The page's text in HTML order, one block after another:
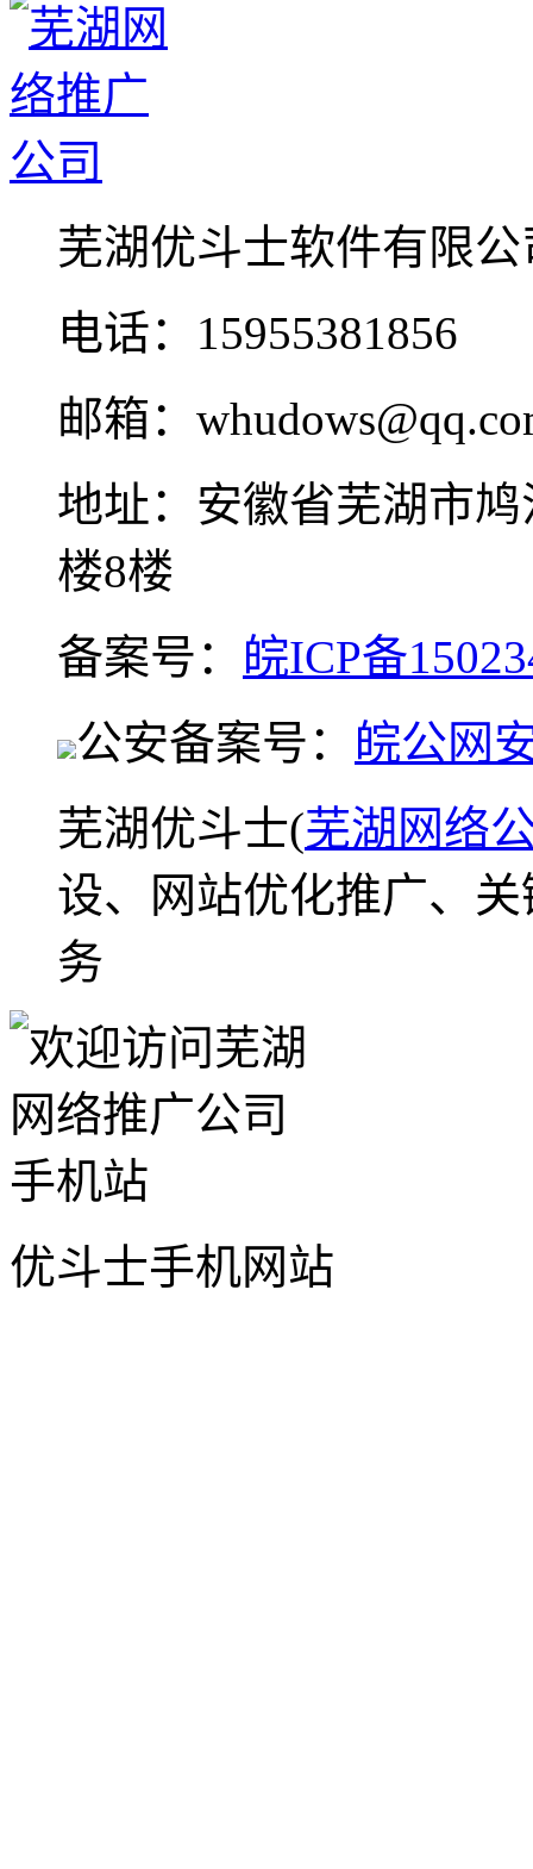
芜湖优斗士软件有限公
电话：15955381856
邮箱：
地址：安徽省芜湖市
楼8楼
备案号： 皖ICP备
公安备案号： 皖公网
芜湖优斗士(芜湖网络
设、网站优化推广、
务
优斗士手机网站